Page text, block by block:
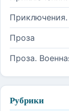
Проза
Проза.
Рубрики